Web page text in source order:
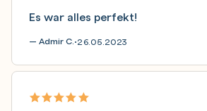
Es war alles perfekt!
— Admir C.•26.05.2023